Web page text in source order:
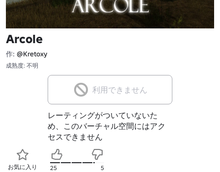
Arcole
作: @Kretoxy
成熟度: 不明
利用できません
レーティングがついていないた
め、このバーチャル空間にはアク
セスできません
お気に入り 25 5